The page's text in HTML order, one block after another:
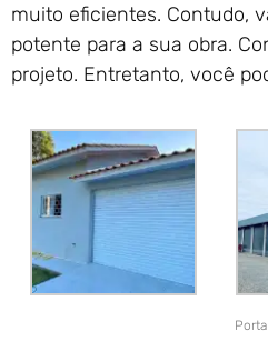
muito eficientes. Contudo,
potente para a sua obra.
projeto. Entretanto, você